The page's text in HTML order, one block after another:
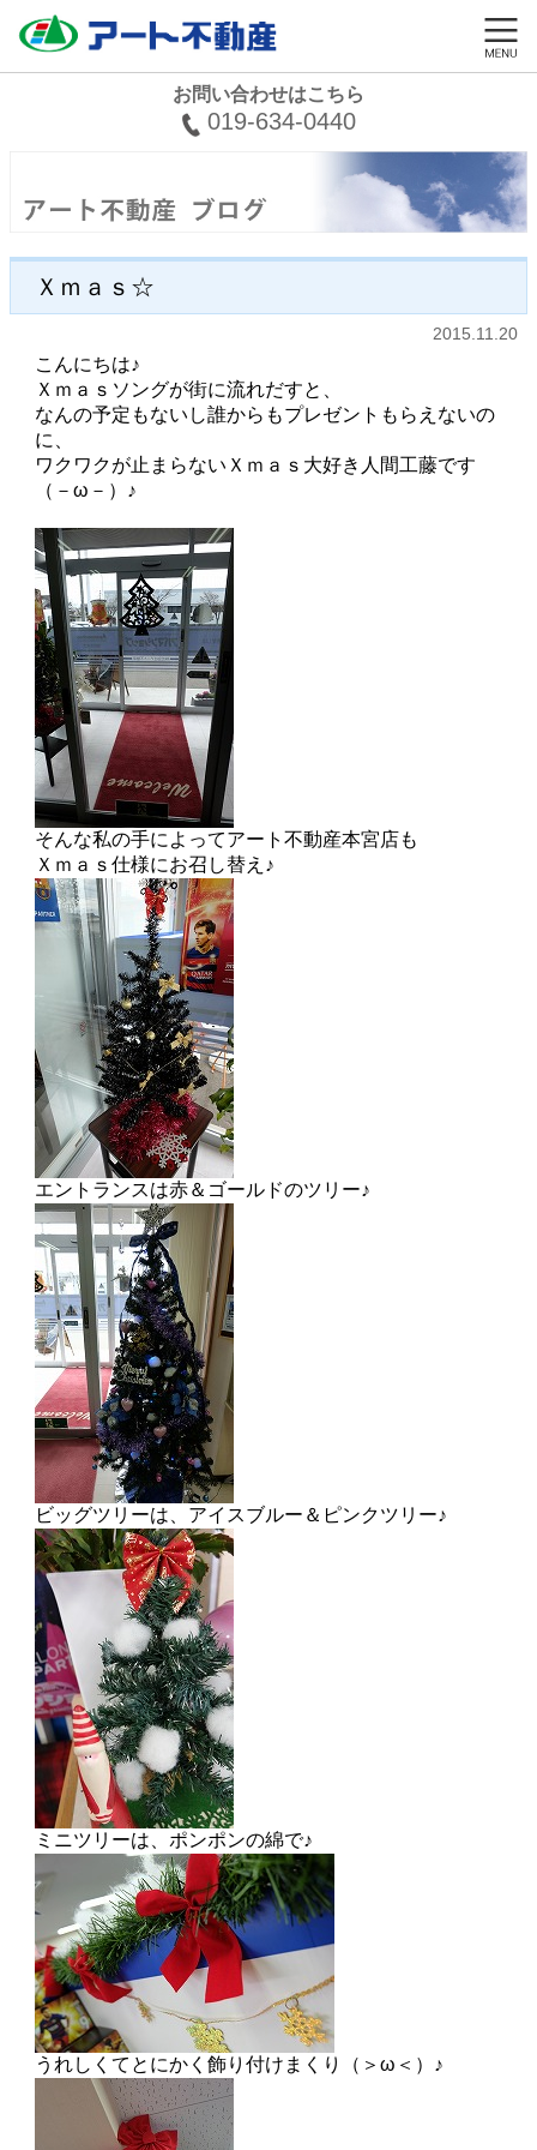
お問い合わせはこちら
019-634-0440
Ｘｍａｓ☆
2015.11.20
こんにちは♪
Ｘｍａｓソングが街に流れだすと、
なんの予定もないし誰からもプレゼントもらえないの
に、
ワクワクが止まらないＸｍａｓ大好き人間工藤です
（－ω－）♪
そんな私の手によってアート不動産本宮店も
Ｘｍａｓ仕様にお召し替え♪
エントランスは赤＆ゴールドのツリー♪
ビッグツリーは、アイスブルー＆ピンクツリー♪
ミニツリーは、ポンポンの綿で♪
うれしくてとにかく飾り付けまくり（＞ω＜）♪